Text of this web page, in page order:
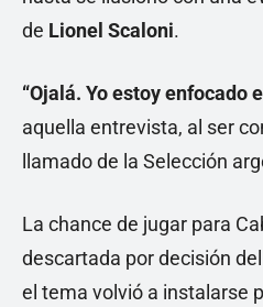
de Lionel Scaloni.
“Ojalá. Yo estoy enfocado
aquella entrevista, al ser
llamado de la Selección
La chance de jugar para
descartada por decisión
el tema volvió a instalarse